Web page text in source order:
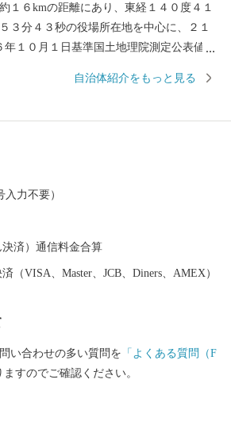
１６kmの距離にあり、東経１４０度４１
３分４３秒の役場所在地を中心に、２１
１０月１日基準国土地理院測定公表値）
南東は横津岳の山頂より蒜沢川を境に函
る大沼国定公園があり、公園入口は市街
道沿線は市街地として開発が進んでいま
田、東側の丘陵地帯は畑作・果樹地帯と
北
自治体紹介をもっと見る
入力不要）
決済）通信料金合算
（VISA、Master、JCB、Diners、AMEX）
い合わせの多い質問を 「よくある質問（F
すのでご確認ください。